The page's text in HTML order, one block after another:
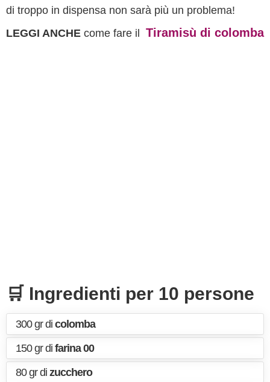
di troppo in dispensa non sarà più un problema!
LEGGI ANCHE come fare il Tiramisù di colomba
🛒 Ingredienti per 10 persone
300 gr di colomba
150 gr di farina 00
80 gr di zucchero